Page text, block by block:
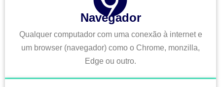
Navegador
Qualquer computador com uma conexão à internet e
um browser (navegador) como o Chrome, monzilla,
Edge ou outro.